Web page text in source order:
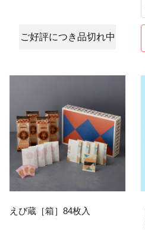
ご好評につき品切れ中
えび蔵［箱］84枚入